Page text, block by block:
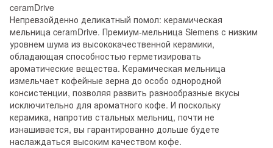
ceramDrive
Непревзойденно деликатный помол: керамическая
мельница ceramDrive. Премиум-мельница Siemens с низким
уровнем шума из высококачественной керамики,
обладающая способностью герметизировать
ароматические вещества. Керамическая мельница
измельчает кофейные зерна до особо однородной
консистенции, позволяя развить разнообразные вкусы
исключительно для ароматного кофе. И поскольку
керамика, напротив стальных мельниц, почти не
изнашивается, вы гарантированно дольше будете
наслаждаться высоким качеством кофе.